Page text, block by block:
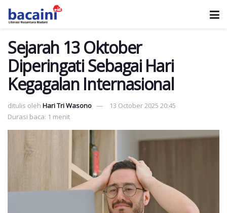
Sejarah 13 Oktober
Diperingati Sebagai Hari
Kegagalan Internasional
ditulis oleh Hari Tri Wasono
13 October 2025 20:45
Durasi baca: 1 menit